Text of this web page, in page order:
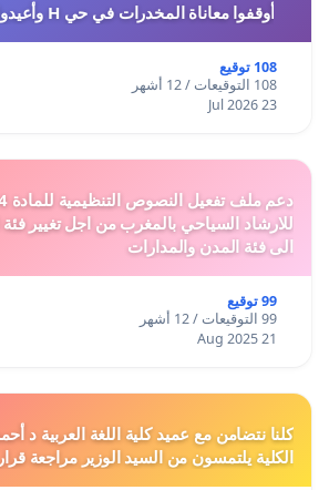
أوقفوا معاناة المخدرات في حي H وأعيدوا الأمان إلى حينا!
108 توقيع
108 التوقيعات / 12 أشهر
23 Jul 2026
للارشاد السياحي بالمغرب من اجل تغيير فئة
الى فئة المدن والمدارات
99 توقيع
99 التوقيعات / 12 أشهر
21 Aug 2025
كلنا نتضامن مع عميد كلية اللغة العربية د
الكلية يلتمسون من السيد الوزير مراجعة